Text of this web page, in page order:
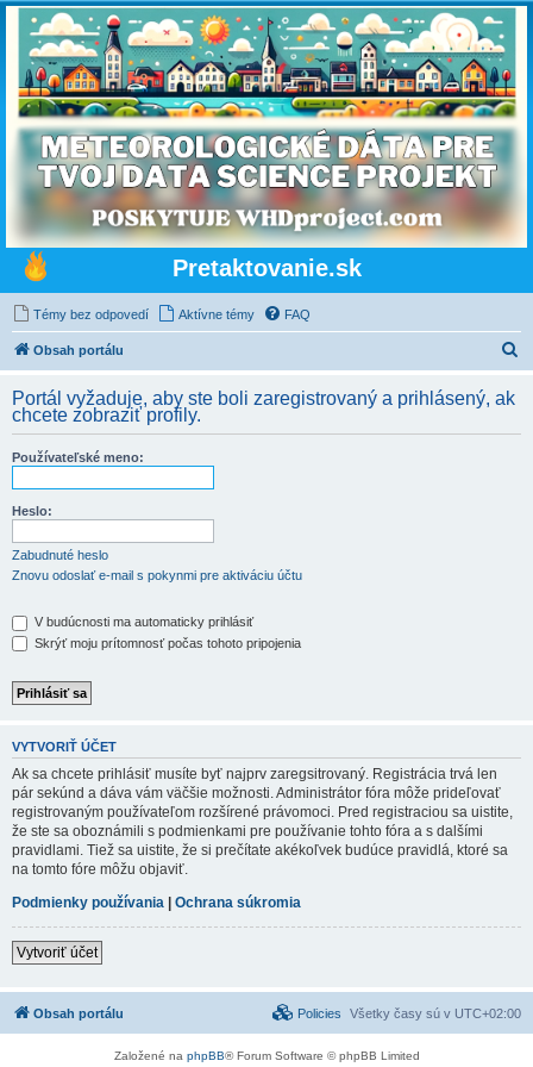
Pretaktovanie.sk
Témy bez odpovedí Aktívne témy FAQ
Obsah portálu
d
Portál vyžaduje, aby ste boli zaregistrovaný a prihlásený, ak
chcete zobraziť profily.
Používateľské meno:
Heslo:
Zabudnuté heslo
Znovu odoslať e-mail s pokynmi pre aktiváciu účtu
V budúcnosti ma automaticky prihlásiť
Skrýť moju prítomnosť počas tohoto pripojenia
VYTVORIŤ ÚČET
Ak sa chcete prihlásiť musíte byť najprv zaregsitrovaný. Registrácia trvá len
pár sekúnd a dáva vám väčšie možnosti. Administrátor fóra môže prideľovať
registrovaným používateľom rozšírené právomoci. Pred registraciou sa uistite,
že ste sa oboznámili s podmienkami pre používanie tohto fóra a s dalšími
pravidlami. Tiež sa uistite, že si prečítate akékoľvek budúce pravidlá, ktoré sa
na tomto fóre môžu objaviť.
Podmienky používania | Ochrana súkromia
Vytvoriť účet
Obsah portálu Všetky časy sú v UTC+02:00
Policies
Založené na phpBB® Forum Software © phpBB Limited